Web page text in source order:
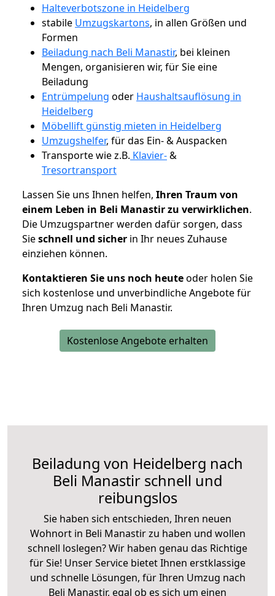
Halteverbotszone in Heidelberg
stabile Umzugskartons, in allen Größen und
Formen
Beiladung nach Beli Manastir, bei kleinen
Mengen, organisieren wir, für Sie eine
Beiladung
Entrümpelung oder Haushaltsauflösung in
Heidelberg
Möbellift günstig mieten in Heidelberg
Umzugshelfer, für das Ein- & Auspacken
Transporte wie z.B. Klavier-&
Tresortransport
Lassen Sie uns Ihnen helfen, Ihren Traum von
einem Leben in Beli Manastir zu verwirklichen.
Die Umzugspartner werden dafür sorgen, dass
Sieschnell und sicher in Ihr neues Zuhause
einziehen können.
Kontaktieren Sie uns noch heuteoder holen Sie
sich kostenlose und unverbindliche Angebote für
Ihren Umzug nach Beli Manastir.
Kostenlose Angebote erhalten
Beiladung von Heidelberg nach
Beli Manastir schnell und
reibungslos
Sie haben sich entschieden, Ihren neuen
Wohnort in Beli Manastir zu haben und wollen
schnell loslegen? Wir haben genau das Richtige
für Sie! Unser Service bietet Ihnen erstklassige
und schnelle Lösungen, für Ihren Umzug nach
Beli Manastir, egal ob es sich um einen